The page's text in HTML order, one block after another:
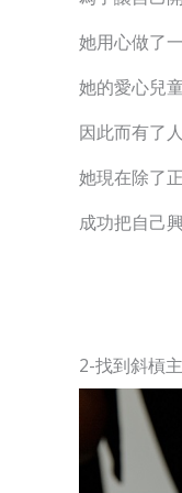
她用心做了
她的愛心兒
因此而有了人
她現在除了
成功把自己
2-找到斜槓